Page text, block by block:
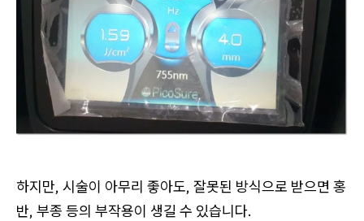
하지만, 시술이 아무리 좋아도, 잘못된 방식으로 받으면 홍
반, 부종 등의 부작용이 생길 수 있습니다.